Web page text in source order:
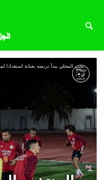
المنتخب المحلي يبدأ تربصه بعنابة